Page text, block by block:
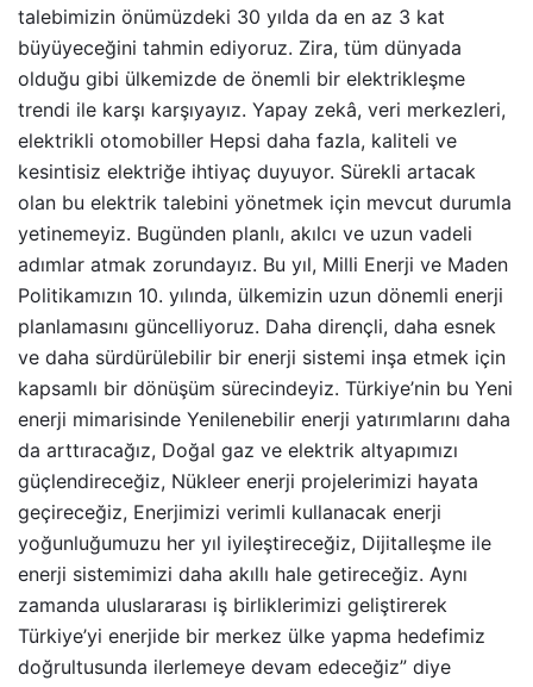
talebimizin önümüzdeki 30 yılda da en az 3 kat
büyüyeceğini tahmin ediyoruz. Zira, tüm dünyada
olduğu gibi ülkemizde de önemli bir elektrikleşme
trendi ile karşı karşıyayız. Yapay zekâ, veri merkezleri,
elektrikli otomobiller Hepsi daha fazla, kaliteli ve
kesintisiz elektriğe ihtiyaç duyuyor. Sürekli artacak
olan bu elektrik talebini yönetmek için mevcut durumla
yetinemeyiz. Bugünden planlı, akılcı ve uzun vadeli
adımlar atmak zorundayız. Bu yıl, Milli Enerji ve Maden
Politikamızın 10. yılında, ülkemizin uzun dönemli enerji
planlamasını güncelliyoruz. Daha dirençli, daha esnek
ve daha sürdürülebilir bir enerji sistemi inşa etmek için
kapsamlı bir dönüşüm sürecindeyiz. Türkiye’nin bu Yeni
enerji mimarisinde Yenilenebilir enerji yatırımlarını daha
da arttıracağız, Doğal gaz ve elektrik altyapımızı
güçlendireceğiz, Nükleer enerji projelerimizi hayata
geçireceğiz, Enerjimizi verimli kullanacak enerji
yoğunluğumuzu her yıl iyileştireceğiz, Dijitalleşme ile
enerji sistemimizi daha akıllı hale getireceğiz. Aynı
zamanda uluslararası iş birliklerimizi geliştirerek
Türkiye’yi enerjide bir merkez ülke yapma hedefimiz
doğrultusunda ilerlemeye devam edeceğiz” diye